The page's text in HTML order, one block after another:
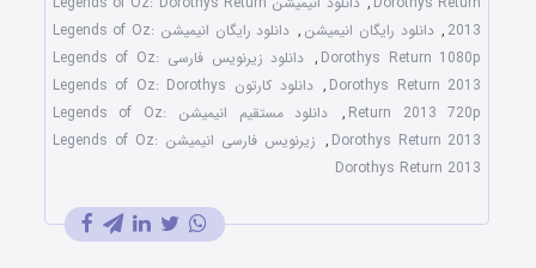
2013
, دانلود رایگان انیمیشن ,
دانلود رایگان انیمیشن Legends of Oz:
Dorothys Return 1080p
,
دانلود زیرنویس فارسی Legends of Oz:
Dorothys Return 2013
,
دانلود کارتون Legends of Oz: Dorothys
Return 2013 720p
,
دانلود مستقیم انیمیشن Legends of Oz:
Dorothys Return 2013
,
زیرنویس فارسی انیمیشن Legends of Oz:
Dorothys Return 2013